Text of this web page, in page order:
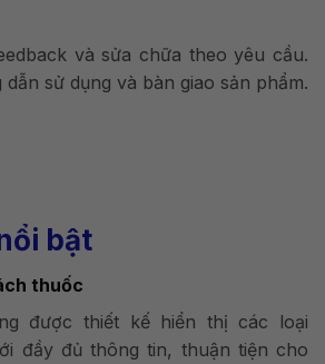
và sửa chữa theo yêu cầu.
sử dụng và bàn giao sản phẩm.
bật
thuốc
được thiết kế hiển thị các loại
đầy đủ thông tin, thuận tiện cho